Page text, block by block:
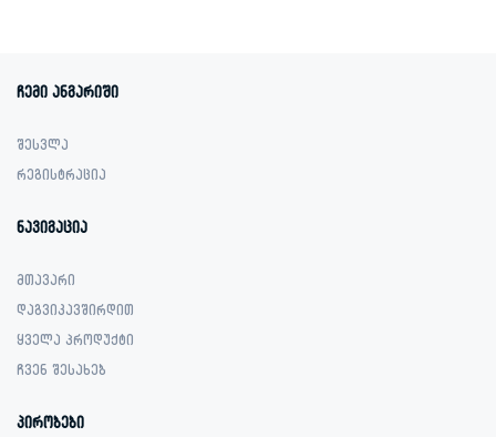
ჩემი ანგარიში
შესვლა
რეგისტრაცია
ნავიგაცია
მთავარი
დაგვიკავშირდით
ყველა პროდუქტი
ჩვენ შესახებ
პირობები